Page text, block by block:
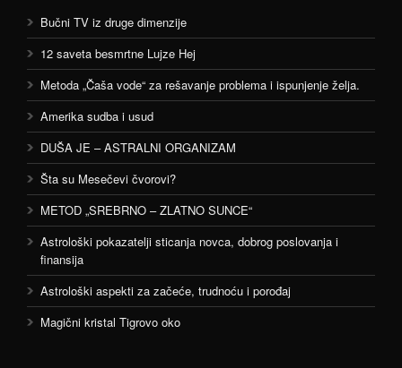
Bučni TV iz druge dimenzije
12 saveta besmrtne Lujze Hej
Metoda „Čaša vode“ za rešavanje problema i ispunjenje želja.
Amerika sudba i usud
DUŠA JE – ASTRALNI ORGANIZAM
Šta su Mesečevi čvorovi?
METOD „SREBRNO – ZLATNO SUNCE“
Astrološki pokazatelji sticanja novca, dobrog poslovanja i
finansija
Astrološki aspekti za začeće, trudnoću i porođaj
Magični kristal Tigrovo oko